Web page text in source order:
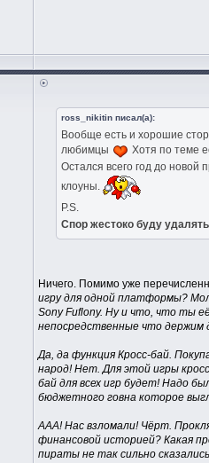
ross_nikitin писал(а):
Вообще есть и хорошие
любимцы
Хотя по теме
Остался всего год до новой
клоуны.
P.S.
Спор жестоко буду удалять
Ничего. Помимо уже
игру для одной платформы?
Sony Fuflony. Ну и что, что ты
непосредственные что держим
Да, да функция Кросс-бай.
народ! Нет. Для этой игры
бай для всех игр будет! Надо
бюджетного говна которое
ААА! Нас взломали! Чёрт.
финансовой историей? Какая
пираты не так сильно